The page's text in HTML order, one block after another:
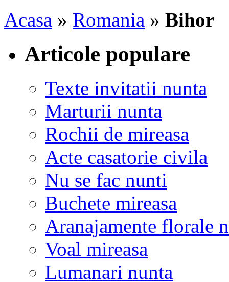
Acasa » Romania » Bihor
Articole populare
Texte invitatii nunta
Marturii nunta
Rochii de mireasa
Acte casatorie civila
Nu se fac nunti
Buchete mireasa
Aranajamente florale
Voal mireasa
Lumanari nunta